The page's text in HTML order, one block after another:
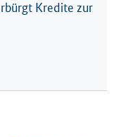
Kredite zur